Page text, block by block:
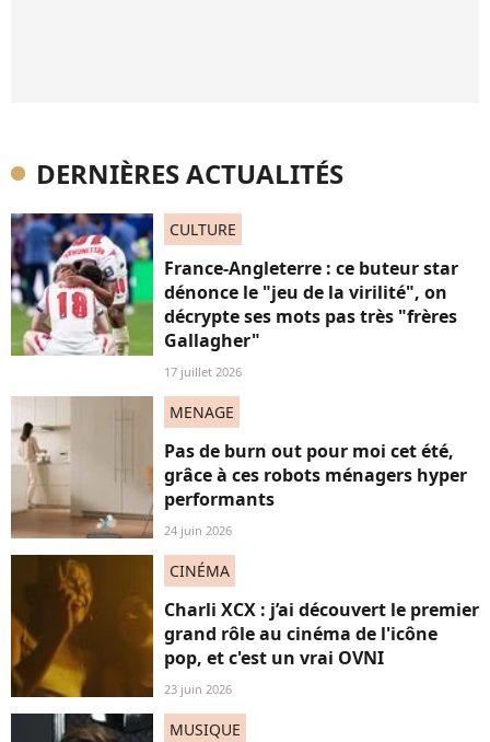
DERNIÈRES ACTUALITÉS
CULTURE
France-Angleterre : ce buteur star
dénonce le "jeu de la virilité", on
décrypte ses mots pas très "frères
Gallagher"
17 juillet 2026
MENAGE
Pas de burn out pour moi cet été,
grâce à ces robots ménagers hyper
performants
24 juin 2026
CINÉMA
Charli XCX : j’ai découvert le premier
grand rôle au cinéma de l'icône
pop, et c'est un vrai OVNI
23 juin 2026
MUSIQUE